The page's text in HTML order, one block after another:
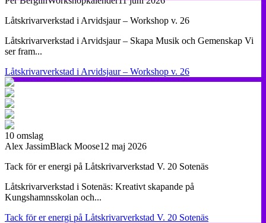
Låtskrivarverkstad i Arvidsjaur – Workshop v. 26
Låtskrivarverkstad i Arvidsjaur – Skapa Musik och Gemenskap Vi
ser fram...
Låtskrivarverkstad i Arvidsjaur – Workshop v. 26
10 omslag
Alex JassimBlack Moose12 maj 2026
Tack för er energi på Låtskrivarverkstad V. 20 Sotenäs
Låtskrivarverkstad i Sotenäs: Kreativt skapande på
Kungshamnsskolan och...
Tack för er energi på Låtskrivarverkstad V. 20 Sotenäs